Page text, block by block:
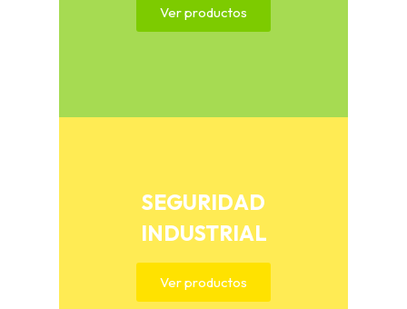
Ver productos
SEGURIDAD
INDUSTRIAL
Ver productos